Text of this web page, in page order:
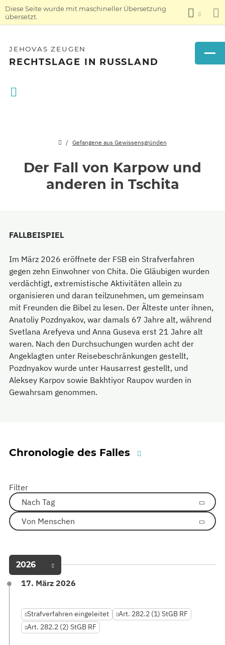
Diese Seite wurde mit maschineller Übersetzung
übersetzt.
JEHOVAS ZEUGEN
RECHTSLAGE IN RUSSLAND
Gefangene aus Gewissensgründen
Der Fall von Karpow und
anderen in Tschita
FALLBEISPIEL
Im März 2026 eröffnete der FSB ein Strafverfahren
gegen zehn Einwohner von Chita. Die Gläubigen wurden
verdächtigt, extremistische Aktivitäten allein zu
organisieren und daran teilzunehmen, um gemeinsam
mit Freunden die Bibel zu lesen. Der Älteste unter ihnen,
Anatoliy Pozdnyakov, war damals 67 Jahre alt, während
Svetlana Arefyeva und Anna Guseva erst 21 Jahre alt
waren. Nach den Durchsuchungen wurden acht der
Angeklagten unter Reisebeschränkungen gestellt,
Pozdnyakov wurde unter Hausarrest gestellt, und
Aleksey Karpov sowie Bakhtiyor Raupov wurden in
Gewahrsam genommen.
Chronologie des Falles
Filter
Nach Tag
Von Menschen
2026
17. März 2026
Strafverfahren eingeleitet
Art. 282.2 (1) StGB RF
Art. 282.2 (2) StGB RF